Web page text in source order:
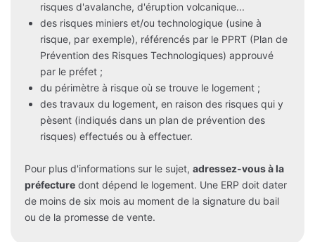
risques d'avalanche, d'éruption volcanique...
des risques miniers et/ou technologique (usine à
risque, par exemple), référencés par le PPRT (Plan de
Prévention des Risques Technologiques) approuvé
par le préfet ;
du périmètre à risque où se trouve le logement ;
des travaux du logement, en raison des risques qui y
pèsent (indiqués dans un plan de prévention des
risques) effectués ou à effectuer.
Pour plus d'informations sur le sujet, adressez-vous à la
préfecture dont dépend le logement. Une ERP doit dater
de moins de six mois au moment de la signature du bail
ou de la promesse de vente.